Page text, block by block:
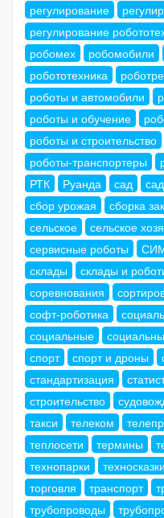
регулирование
регулирование
робомех
робомобили
робототехника
роботы и автомобили
роботы и обучение
роботы и строительство
роботы-транспортеры
РТК
Руанда сад
сбор урожая
сборка
сельское
сельское
сервисные роботы
склады
склады и
соревнования
софт-роботика
социальные
спорт
спорт и дроны
стандартизация
строительство
такси
телеком
теплосети
термины
технопарки
техносказки
торговля
транспорт
трубопроводы